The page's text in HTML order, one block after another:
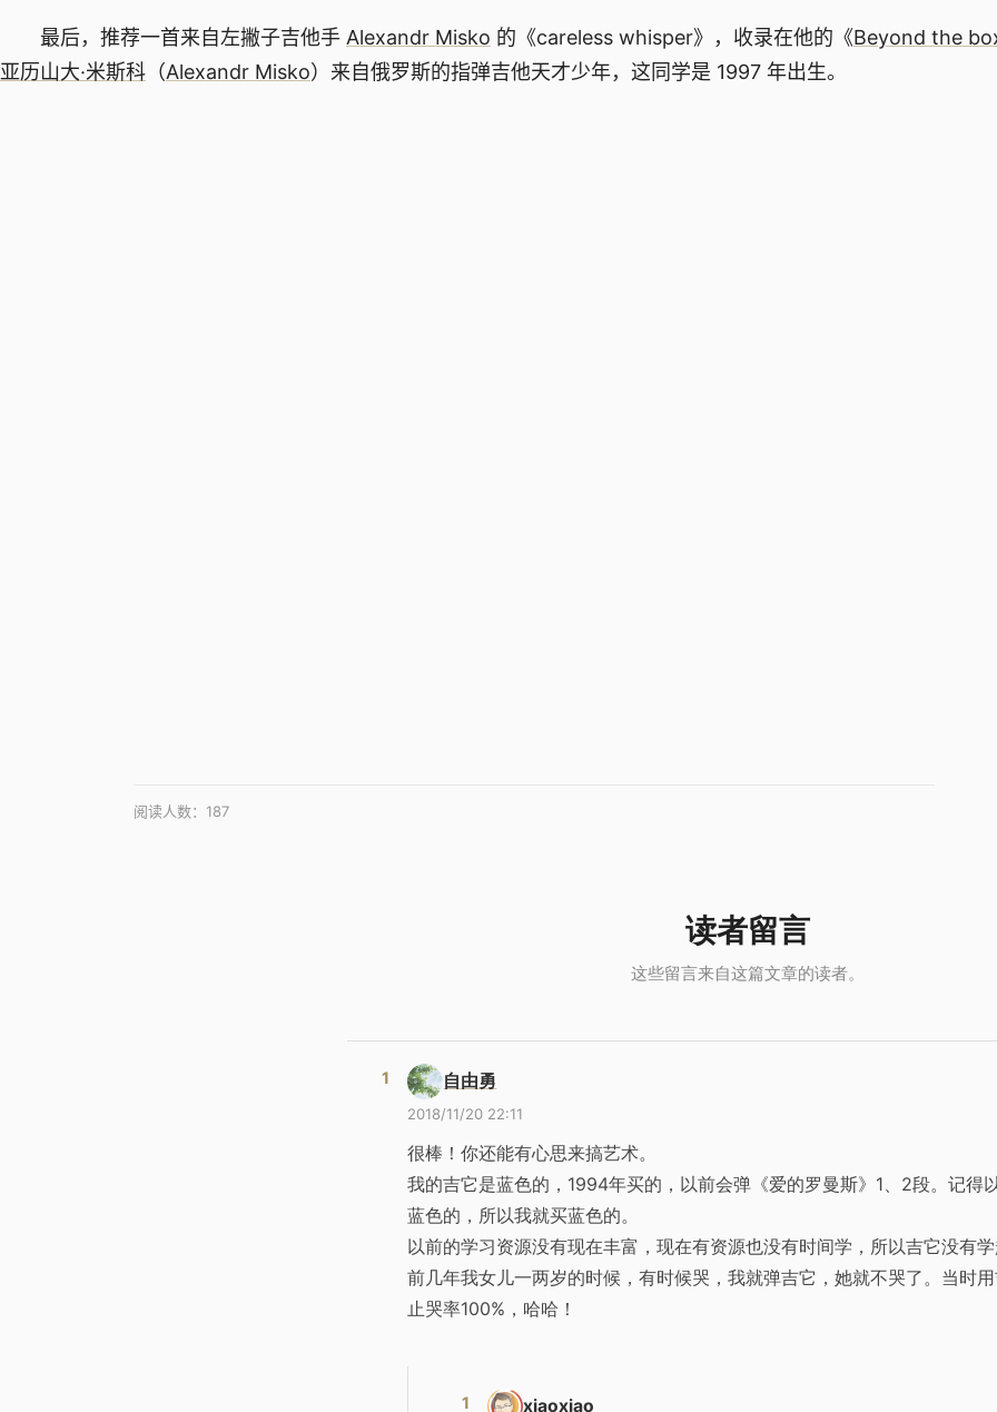
最后，推荐一首来自左撇子吉他手 Alexandr Misko 的《careless whisper》，收录在他的《Beyond the
亚历山大·米斯科 （Alexandr Misko）来自俄罗斯的指弹吉他天才少年，这同学是 1997 年出生。
阅读人数： 187
自由勇
2018/11/20 22:11
很棒！你还能有心思来搞艺术。
我的吉它是蓝色的，1994年买的，以前会弹《爱的罗曼斯》1、2段。记得
蓝色的，所以我就买蓝色的。
以前的学习资源没有现在丰富，现在有资源也没有时间学，所以吉它没有学
前几年我女儿一两岁的时候，有时候哭，我就弹吉它，她就不哭了。当时用
止哭率100%，哈哈！
xiaoxiao